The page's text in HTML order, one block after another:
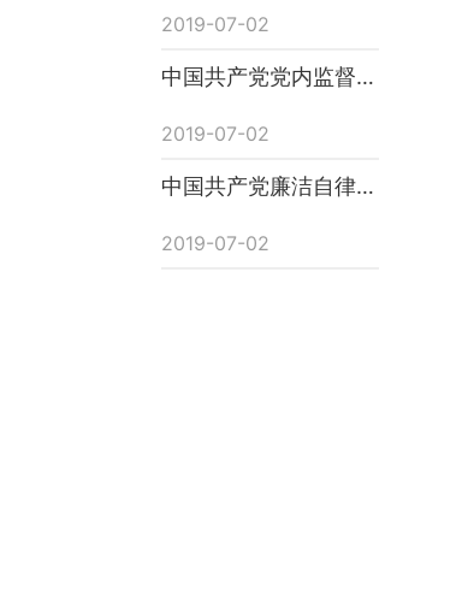
2019-07-02
中国共产党党内监督条
2019-07-02
中国共产党廉洁自律准
2019-07-02